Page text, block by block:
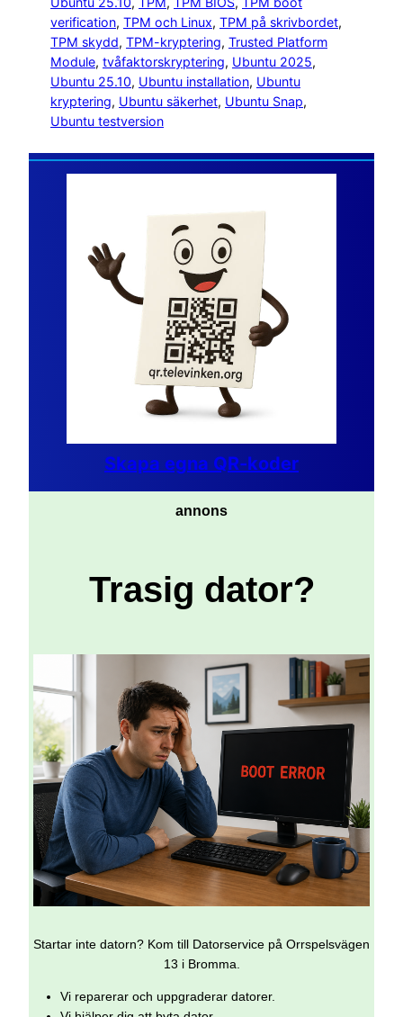
verification, TPM och Linux, TPM på skrivbordet
TPM skydd, TPM-kryptering, Trusted Platform
Module, tvåfaktorskryptering, Ubuntu 2025
Ubuntu 25.10, Ubuntu installation, Ubuntu
kryptering, Ubuntu säkerhet, Ubuntu Snap
Ubuntu testversion
Skapa egna QR-koder
annons
Trasig dator?
Startar inte datorn? Kom till Datorservice på Orrspelsvägen
13 i Bromma.
Vi reparerar och uppgraderar datorer.